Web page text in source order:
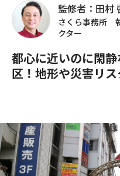
対応エリア
メンバー紹介
よくある質問
お知らせ・プレスリ
現場事例・お役立ちコ
監修者：田村
さくら事務所
クター
都心に近いのに閑
区！地形や災害リ